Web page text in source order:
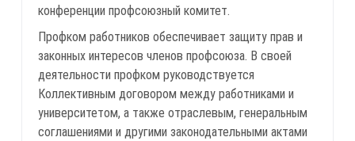
конференции профсоюзный комитет.
Профком работников обеспечивает защиту прав и
законных интересов членов профсоюза. В своей
деятельности профком руководствуется
Коллективным договором между работниками и
университетом, а также отраслевым, генеральным
соглашениями и другими законодательными актами